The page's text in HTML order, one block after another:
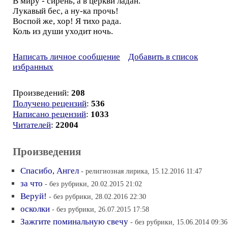
Лукавый бес, а ну-ка прочь!
Воспой же, хор! Я тихо рада.
Коль из души уходит ночь.
Написать личное сообщение
Добавить в список
избранных
Произведений: 208
Получено рецензий: 536
Написано рецензий: 1033
Читателей: 22004
Произведения
Спасибо, Ангел - религиозная лирика, 15.12.2016 11:47
за что - без рубрики, 20.02.2015 21:02
Веруй! - без рубрики, 28.02.2016 22:30
осколки - без рубрики, 26.07.2015 17:58
Зажгите поминальную свечу - без рубрики, 15.06.2014 09:36